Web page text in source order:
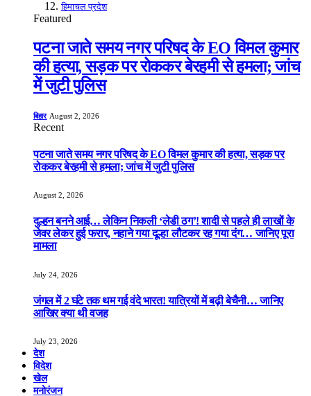
हिमाचल प्रदेश
Featured
पटना जाते समय नगर परिषद के EO विमल कुमार
की हत्या, सड़क पर रोककर बेरहमी से हमला; जांच
में जुटी पुलिस
बिहार August 2, 2026
Recent
पटना जाते समय नगर परिषद के EO विमल कुमार की हत्या, सड़क पर
रोककर बेरहमी से हमला; जांच में जुटी पुलिस
August 2, 2026
दुल्हन बनने आई… लेकिन निकली ‘लेडी ठग’! शादी से पहले ही लाखों के
जेवर लेकर हुई फरार, नहाने गया दूल्हा लौटकर रह गया दंग… जानिए पूरा
मामला
July 24, 2026
जंगल में 2 घंटे तक थम गई वंदे भारत! यात्रियों में बढ़ी बेचैनी… जानिए
आखिर क्या थी वजह
July 23, 2026
देश
विदेश
खेल
मनोरंजन